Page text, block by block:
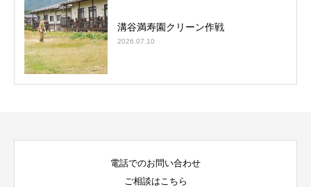
溝谷満寿園クリーン作戦
2026.07.10
電話でのお問い合わせ
ご相談はこちら